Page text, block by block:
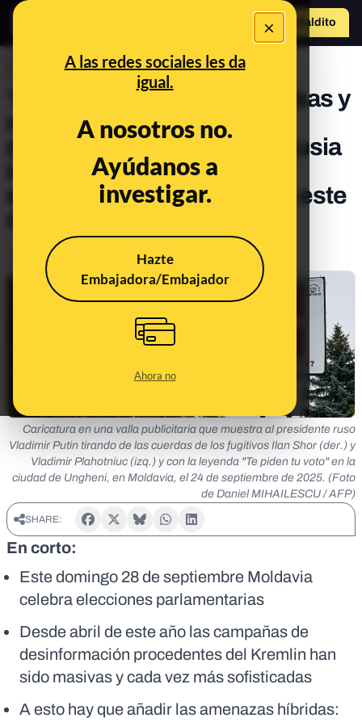
×
A las redes sociales les da
igual.
A nosotros no.
Ayúdanos a
investigar.
Hazte
Embajadora/Embajador
Ahora no
Hazte Maldito
INVESTIGACIONES
'Deepfakes', encuestas falsas y
múltiples campañas de
desinformación: así está Rusia
intentando interferir en las
elecciones de Moldavia de este
Publicado el
Actualizado el
Sep 26, 2025, 6:09:31 PM
Caricatura en una valla publicitaria que muestra al presidente ruso
Vladimir Putin tirando de las cuerdas de los fugitivos Ilan Shor (der.) y
Vladimir Plahotniuc (izq.) y con la leyenda "Te piden tu voto" en la
ciudad de Ungheni, en Moldavia, el 24 de septiembre de 2025. (Foto
de Daniel MIHAILESCU / AFP)
SHARE:
En corto:
Este domingo 28 de septiembre Moldavia
celebra elecciones parlamentarias
Desde abril de este año las campañas de
desinformación procedentes del Kremlin han
sido masivas y cada vez más sofisticadas
A esto hay que añadir las amenazas híbridas: